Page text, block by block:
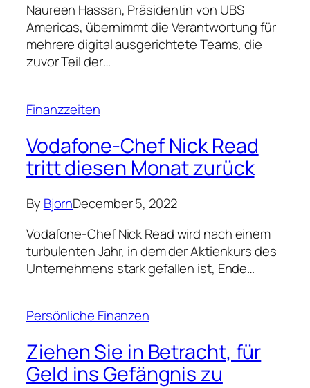
Naureen Hassan, Präsidentin von UBS
Americas, übernimmt die Verantwortung für
mehrere digital ausgerichtete Teams, die
zuvor Teil der…
Finanzzeiten
Vodafone-Chef Nick Read
tritt diesen Monat zurück
By BjornDecember 5, 2022
Vodafone-Chef Nick Read wird nach einem
turbulenten Jahr, in dem der Aktienkurs des
Unternehmens stark gefallen ist, Ende…
Persönliche Finanzen
Ziehen Sie in Betracht, für
Geld ins Gefängnis zu